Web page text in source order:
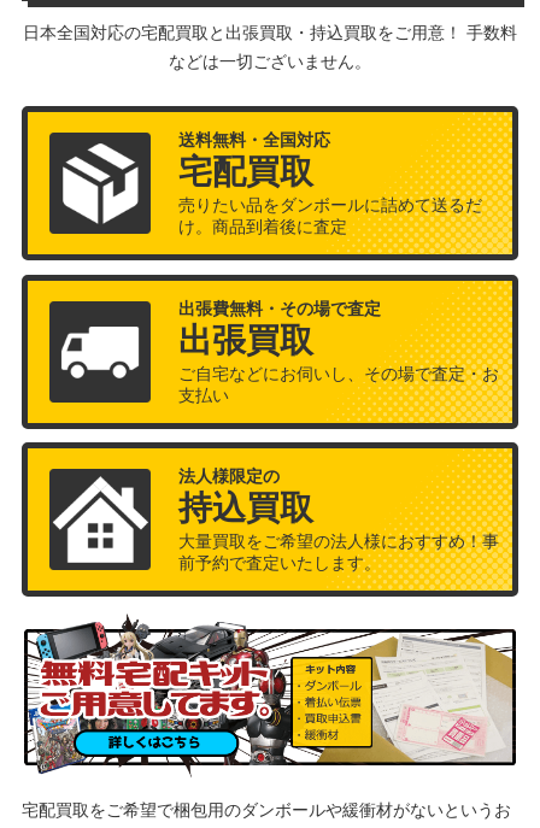
日本全国対応の宅配買取と出張買取・持込買取をご用意！ 手数料
などは一切ございません。
送料無料・全国対応
宅配買取
売りたい品をダンボールに詰めて送るだ
け。商品到着後に査定
出張費無料・その場で査定
出張買取
ご自宅などにお伺いし、その場で査定・お
支払い
法人様限定の
持込買取
大量買取をご希望の法人様におすすめ！事
前予約で査定いたします。
宅配買取をご希望で梱包用のダンボールや緩衝材がないというお